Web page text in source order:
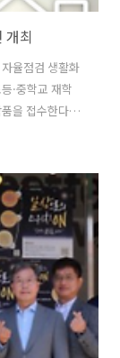
개최
율점검 생활화
·중학교 재학
을 접수한다고
도시가스 및 수
등 가스안전
산시, 고령군
나 응모할 수
제출하면 된